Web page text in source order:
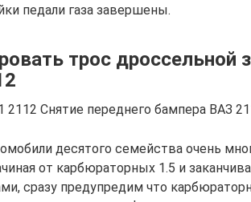
педали газа завершены.
трос дроссельной
2112 Снятие переднего бампера ВАЗ
десятого семейства очень
от карбюраторных 1.5 и
сразу предупредим что